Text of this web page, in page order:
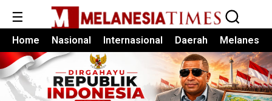
☰
Home Nasional Internasional Daerah Melanesia